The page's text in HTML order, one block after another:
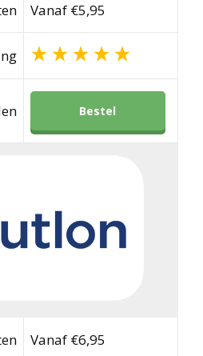
Vanaf €5,95
Bestel
Vanaf €6,95